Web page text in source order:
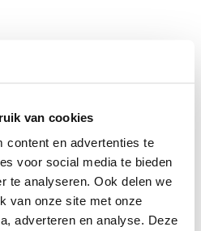
van cookies
content en advertenties te
voor social media te bieden
te analyseren. Ook delen we
van onze site met onze
adverteren en analyse. Deze